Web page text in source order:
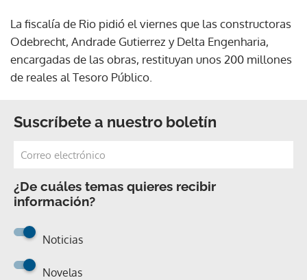
La fiscalía de Rio pidió el viernes que las constructoras
Odebrecht, Andrade Gutierrez y Delta Engenharia,
encargadas de las obras, restituyan unos 200 millones
de reales al Tesoro Público.
Suscríbete a nuestro boletín
¿De cuáles temas quieres recibir
información?
Noticias
Novelas